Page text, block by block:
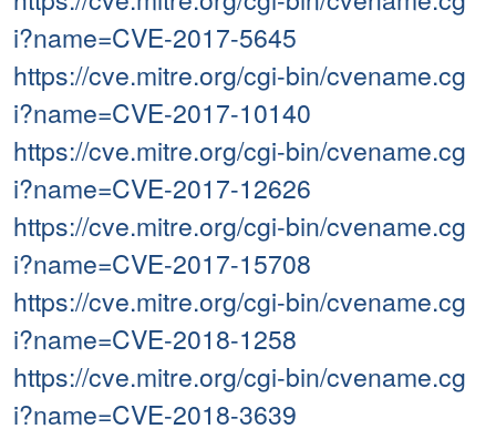
i?name=CVE-2017-5645
https://cve.mitre.org/cgi-bin/cvename.cg
i?name=CVE-2017-10140
https://cve.mitre.org/cgi-bin/cvename.cg
i?name=CVE-2017-12626
https://cve.mitre.org/cgi-bin/cvename.cg
i?name=CVE-2017-15708
https://cve.mitre.org/cgi-bin/cvename.cg
i?name=CVE-2018-1258
https://cve.mitre.org/cgi-bin/cvename.cg
i?name=CVE-2018-3639